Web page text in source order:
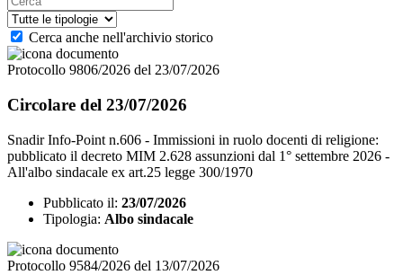
Cerca anche nell'archivio storico
Protocollo 9806/2026 del 23/07/2026
Circolare del 23/07/2026
Snadir Info-Point n.606 - Immissioni in ruolo docenti di religione:
pubblicato il decreto MIM 2.628 assunzioni dal 1° settembre 2026 -
All'albo sindacale ex art.25 legge 300/1970
Pubblicato il: 23/07/2026
Tipologia: Albo sindacale
Protocollo 9584/2026 del 13/07/2026